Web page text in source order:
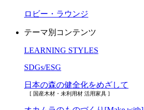
ロビー・ラウンジ
テーマ別コンテンツ
LEARNING STYLES
SDGs/ESG
日本の森の健全化をめざして
[ 国産木材・未利用材 活用家具 ]